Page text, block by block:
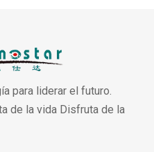
para liderar el futuro.
de la vida Disfruta de la